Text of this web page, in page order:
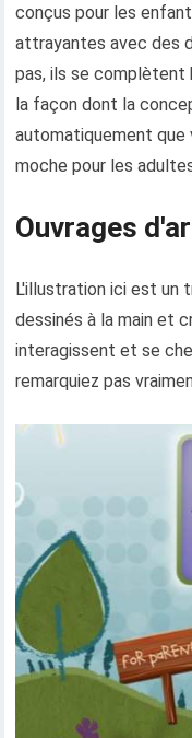
conçus pour les
attrayantes avec des
pas, ils se complètent
la façon dont la
automatiquement que
moche pour les
Ouvrages
L'illustration ici est un
dessinés à la main et
interagissent et se
remarquiez pas